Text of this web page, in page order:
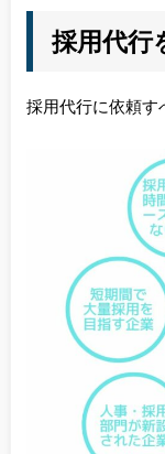
採用代行
採用代行に依頼す